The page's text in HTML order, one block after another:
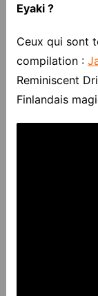
Eyaki ?
Ceux qui sont
compilation :
Reminiscent
Finlandais